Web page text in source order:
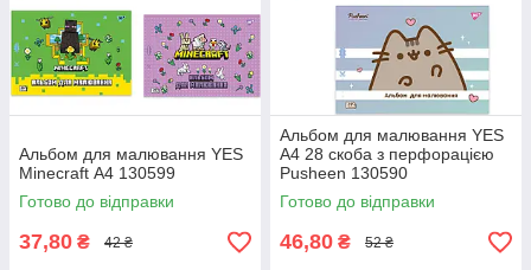
Альбом для малювання YES
Minecraft А4 130599
Готово до відправки
37,80 ₴ 42 ₴
Альбом для малювання YES
А4 28 скоба з перфорацією
Pusheen 130590
Готово до відправки
46,80 ₴ 52 ₴